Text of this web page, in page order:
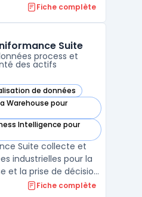
des données
vos KPIs en
Fiche complète
Suite
process et
des actifs
de données
Suite dans cette catégorie
Warehouse pour
Suite dans cette catégorie
Intelligence pour
Suite dans cette catégorie
Suite collecte et
industrielles pour la
et la prise de décision
de l’organisation. Ce
Fiche complète